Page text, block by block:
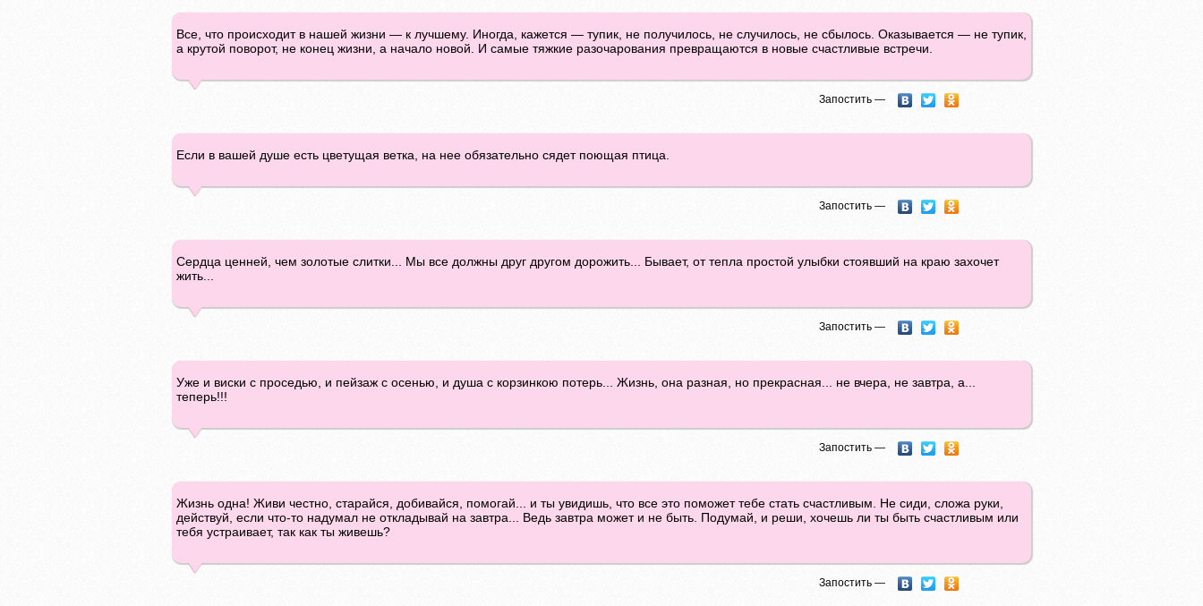
Все, что происходит в нашей жизни — к лучшему. Иногда, кажется — тупик, не получилось, не случилось, не сбылось. Оказывается — не тупик,
а крутой поворот, не конец жизни, а начало новой. И самые тяжкие разочарования превращаются в новые счастливые встречи.
Запостить —
Если в вашей душе есть цветущая ветка, на нее обязательно сядет поющая птица.
Запостить —
Сердца ценней, чем золотые слитки... Мы все должны друг другом дорожить... Бывает, от тепла простой улыбки стоявший на краю захочет
жить...
Запостить —
Уже и виски с проседью, и пейзаж с осенью, и душа с корзинкою потерь... Жизнь, она разная, но прекрасная... не вчера, не завтра, а...
теперь!!!
Запостить —
Жизнь одна! Живи честно, старайся, добивайся, помогай... и ты увидишь, что все это поможет тебе стать счастливым. Не сиди, сложа руки,
действуй, если что-то надумал не откладывай на завтра... Ведь завтра может и не быть. Подумай, и реши, хочешь ли ты быть счастливым или
тебя устраивает, так как ты живешь?
Запостить —